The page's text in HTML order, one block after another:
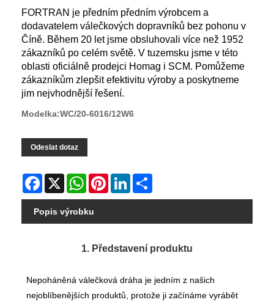
FORTRAN je předním předním výrobcem a
dodavatelem válečkových dopravníků bez pohonu v
Číně. Během 20 let jsme obsluhovali více než 1952
zákazníků po celém světě. V tuzemsku jsme v této
oblasti oficiálně prodejci Homag i SCM. Pomůžeme
zákazníkům zlepšit efektivitu výroby a poskytneme
jim nejvhodnější řešení.
Modelka:WC/20-6016/12W6
Odeslat dotaz
Facebook
X WhatsAppPinterestLinkedIn
Popis výrobku
1. Představení produktu
Nepoháněná válečková dráha je jedním z našich
nejoblíbenějších produktů, protože ji začínáme vyrábět